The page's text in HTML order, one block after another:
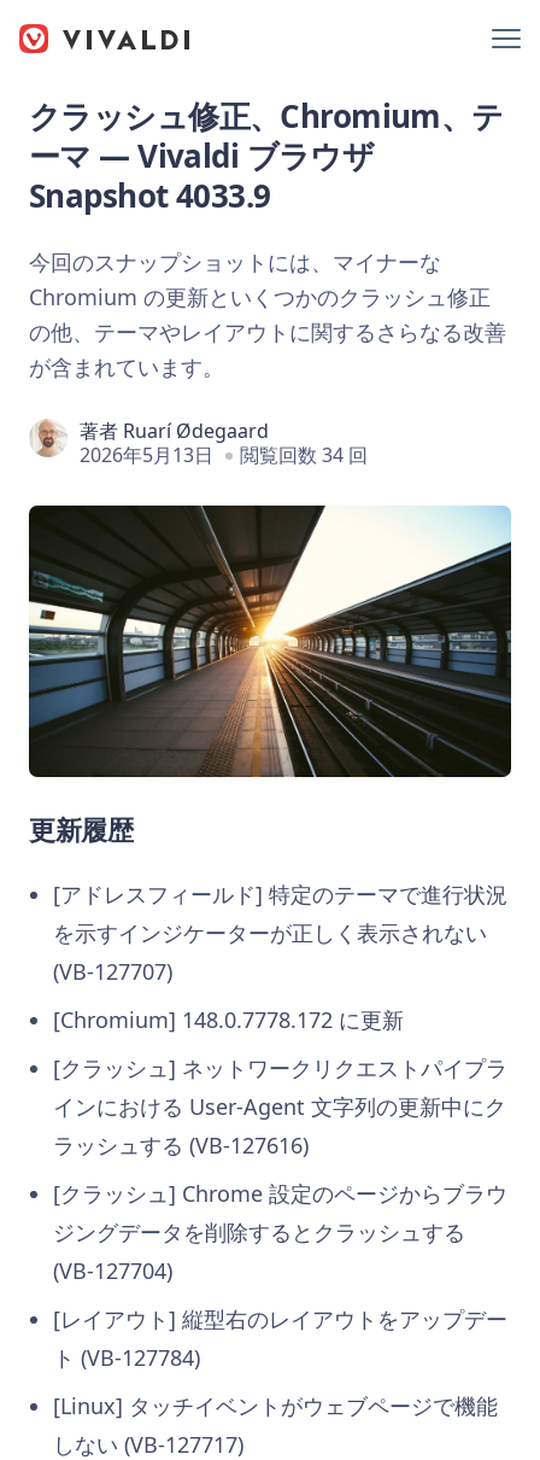
クラッシュ修正、Chromium、テ
ーマ — Vivaldi ブラウザ
Snapshot 4033.9
今回のスナップショットには、マイナーな
Chromium の更新といくつかのクラッシュ修正
の他、テーマやレイアウトに関するさらなる改善
が含まれています。
著者 Ruarí Ødegaard
2026年5月13日
閲覧回数 34 回
更新履歴
[アドレスフィールド] 特定のテーマで進行状況
を示すインジケーターが正しく表示されない
(VB-127707)
[Chromium] 148.0.7778.172 に更新
[クラッシュ] ネットワークリクエストパイプラ
インにおける User-Agent 文字列の更新中にク
ラッシュする (VB-127616)
[クラッシュ] Chrome 設定のページからブラウ
ジングデータを削除するとクラッシュする
(VB-127704)
[レイアウト] 縦型右のレイアウトをアップデー
ト (VB-127784)
[Linux] タッチイベントがウェブページで機能
しない (VB-127717)